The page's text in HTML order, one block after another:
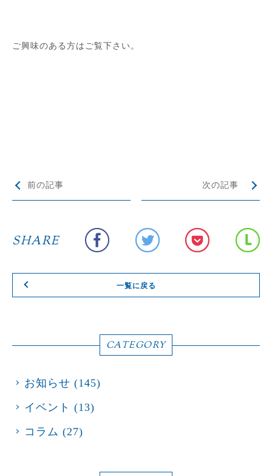
ご興味のある方はご覧下さい。
前の記事 次の記事
SHARE
一覧に戻る
CATEGORY
お知らせ (145)
イベント (13)
コラム (27)